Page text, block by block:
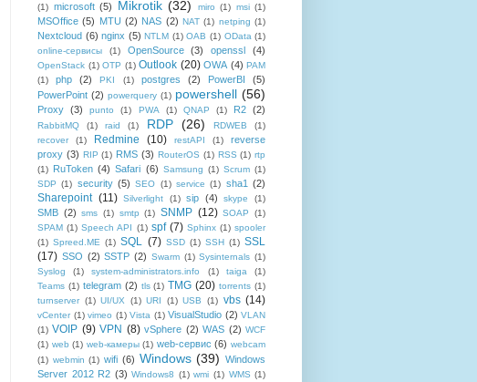
(1) microsoft (5) Mikrotik (32) miro (1) msi (1)
MSOffice (5) MTU (2) NAS (2) NAT (1) netping (1)
Nextcloud (6) nginx (5) NTLM (1) OAB (1) OData (1)
online-сервисы
(1) OpenSource (3) openssl (4)
OpenStack (1) OTP (1) Outlook (20) OWA (4) PAM
(1)
php (2) PKI (1) postgres (2) PowerBI
(5)
PowerPoint (2) powerquery (1) powershell (56)
Proxy (3) punto (1) PWA (1) QNAP (1) R2 (2)
RabbitMQ (1) raid (1) RDP (26) RDWEB
(1)
recover
(1) Redmine (10) restAPI (1)
reverse
proxy (3) RIP (1) RMS (3) RouterOS (1) RSS (1) rtp
(1) RuToken (4) Safari (6) Samsung (1) Scrum (1)
SDP (1) security (5) SEO (1) service (1) sha1 (2)
Sharepoint (11) Silverlight (1) sip (4) skype (1)
SMB (2) sms (1) smtp (1) SNMP (12) SOAP
(1)
SPAM (1) Speech API (1) spf (7) Sphinx (1) spooler
(1) Spreed.ME (1) SQL (7) SSD (1) SSH (1) SSL
(17) SSO (2) SSTP (2) Swarm (1) Sysinternals (1)
Syslog
(1) system-administrators.info (1) taiga
(1)
Teams (1) telegram (2) tls (1) TMG (20) torrents (1)
turnserver (1) UI/UX (1) URI (1) USB (1) vbs (14)
vCenter (1) vimeo (1) Vista (1) VisualStudio (2) VLAN
(1) VOIP (9) VPN (8) vSphere (2) WAS (2) WCF
(1) web (1) web-камеры (1) web-сервис (6) webcam
(1) webmin (1) wifi (6) Windows (39) Windows
Server 2012 R2 (3) Windows8 (1) wmi (1) WMS (1)